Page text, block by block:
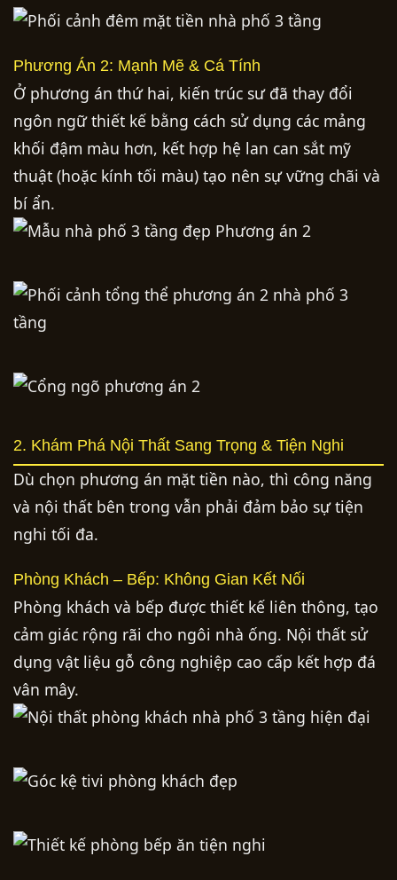
Phương Án 2: Mạnh Mẽ & Cá Tính
Ở phương án thứ hai, kiến trúc sư đã thay đổi
ngôn ngữ thiết kế bằng cách sử dụng các mảng
khối đậm màu hơn, kết hợp hệ lan can sắt mỹ
thuật (hoặc kính tối màu) tạo nên sự vững chãi và
bí ẩn.
2. Khám Phá Nội Thất Sang Trọng & Tiện Nghi
Dù chọn phương án mặt tiền nào, thì công năng
và nội thất bên trong vẫn phải đảm bảo sự tiện
nghi tối đa.
Phòng Khách – Bếp: Không Gian Kết Nối
Phòng khách và bếp được thiết kế liên thông, tạo
cảm giác rộng rãi cho ngôi nhà ống. Nội thất sử
dụng vật liệu gỗ công nghiệp cao cấp kết hợp đá
vân mây.